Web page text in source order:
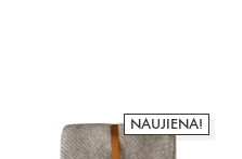
NAUJIENA!